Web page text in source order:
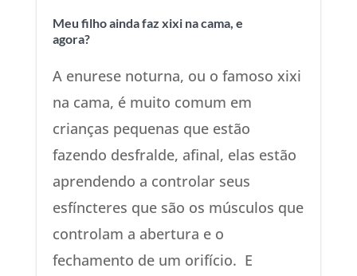
Meu filho ainda faz xixi na cama, e
agora?
A enurese noturna, ou o famoso xixi
na cama, é muito comum em
crianças pequenas que estão
fazendo desfralde, afinal, elas estão
aprendendo a controlar seus
esfíncteres que são os músculos que
controlam a abertura e o
fechamento de um orifício. E